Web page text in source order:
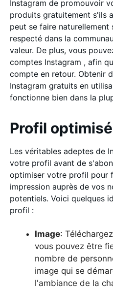
Instagram de promouvoir
produits gratuitement s'ils
peut se faire
respecté dans la
valeur. De plus, vous
comptes Instagram , afin
compte en retour. Obtenir
Instagram gratuits en
fonctionne bien dans la
Profil optimisé
Les véritables adeptes de
votre profil avant de
optimiser votre profil pour
impression auprès de vos
potentiels. Voici quelques
profil :
Image:
vous pouvez être
nombre de
image qui se
l'ambiance de la